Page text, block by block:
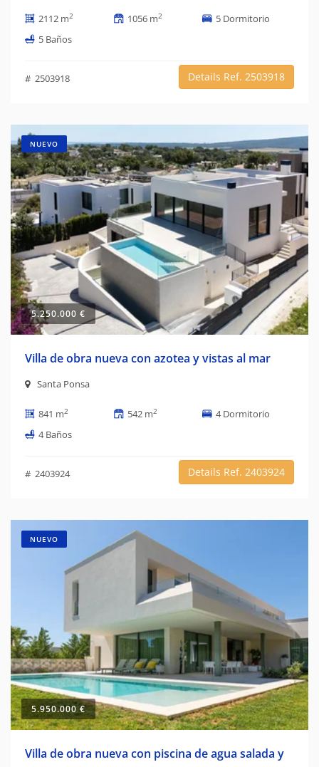
2112 m2 1056 m2
5 Dormitorio
5 Baños
# 2503918 Details Ref. 2503918
NUEVO
5.250.000 €
Villa de obra nueva con azotea y vistas al mar
Santa Ponsa
841 m2 542 m2
4 Dormitorio
4 Baños
# 2403924 Details Ref. 2403924
NUEVO
5.950.000 €
Villa de obra nueva con piscina de agua salada y